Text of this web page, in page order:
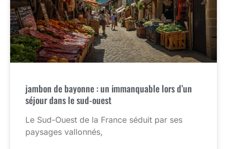
jambon de bayonne : un immanquable lors d’un
séjour dans le sud-ouest
Le Sud-Ouest de la France séduit par ses
paysages vallonnés,